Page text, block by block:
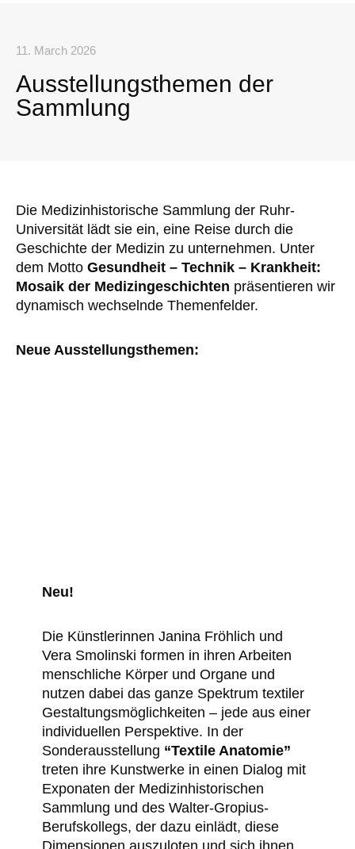
11. March 2026
Ausstellungsthemen der
Sammlung
Die Medizinhistorische Sammlung der Ruhr-
Universität lädt sie ein, eine Reise durch die
Geschichte der Medizin zu unternehmen. Unter
dem Motto Gesundheit – Technik – Krankheit:
Mosaik der Medizingeschichten präsentieren wir
dynamisch wechselnde Themenfelder.
Neue Ausstellungsthemen:
Neu!
Die Künstlerinnen Janina Fröhlich und
Vera Smolinski formen in ihren Arbeiten
menschliche Körper und Organe und
nutzen dabei das ganze Spektrum textiler
Gestaltungsmöglichkeiten – jede aus einer
individuellen Perspektive. In der
Sonderausstellung “Textile Anatomie”
treten ihre Kunstwerke in einen Dialog mit
Exponaten der Medizinhistorischen
Sammlung und des Walter-Gropius-
Berufskollegs, der dazu einlädt, diese
Dimensionen auszuloten und sich ihnen